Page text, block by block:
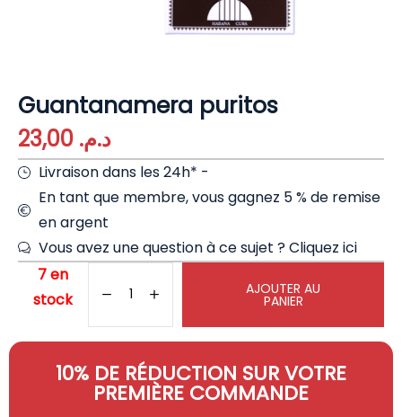
Guantanamera puritos
د.م.
Livraison dans les 24h* -
En tant que membre, vous gagnez 5 % de remise
en argent
Vous avez une question à ce sujet ?Cliquez ici
7 en
stock
AJOUTER AU
PANIER
10% DE RÉDUCTION SUR VOTRE
PREMIÈRE COMMANDE